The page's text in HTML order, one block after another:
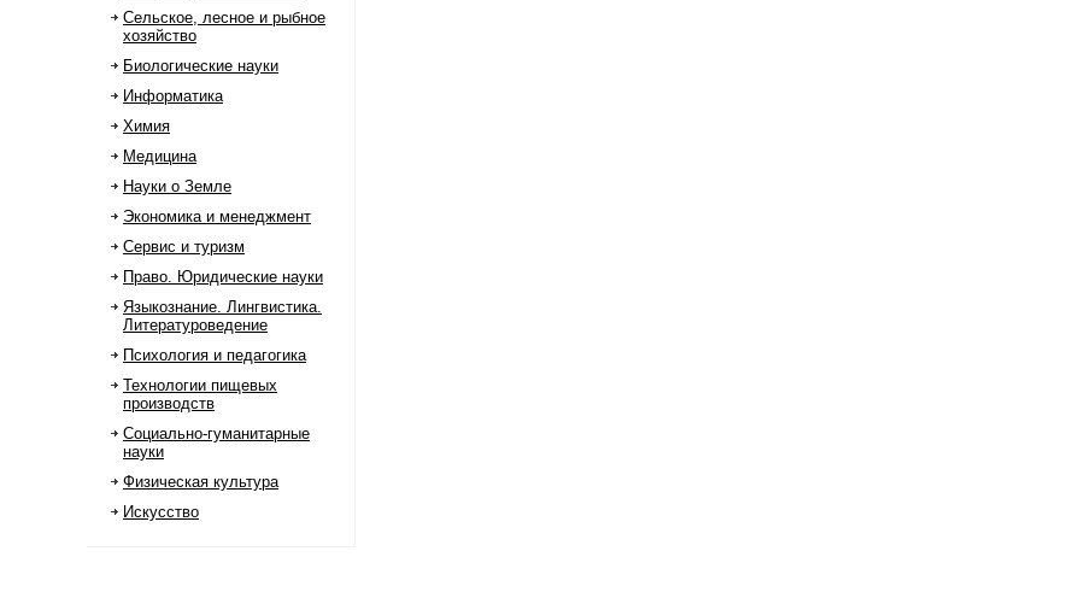
Сельское, лесное и рыбное
хозяйство
Биологические науки
Информатика
Химия
Медицина
Науки о Земле
Экономика и менеджмент
Сервис и туризм
Право. Юридические науки
Языкознание. Лингвистика.
Литературоведение
Психология и педагогика
Технологии пищевых
производств
Социально-гуманитарные
науки
Физическая культура
Искусство